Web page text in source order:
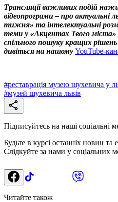
Трансляції важливих подій
відеопрограми – про актуальні
тижня» та інтелектуальні
теми у «Акцентах Твого міста» і
спільного пошуку кращих
дивіться на нашому YouTube-
#реставрація музею шухевича у
#музей шухевича львів
Підписуйтесь на наші соціальні
Будьте в курсі останніх новин та
Слідкуйте за нами у соціальних
Читайте також